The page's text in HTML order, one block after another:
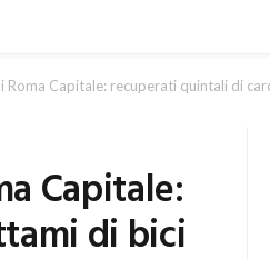
Roma Capitale: recuperati quintali di
Capitale:
di bici